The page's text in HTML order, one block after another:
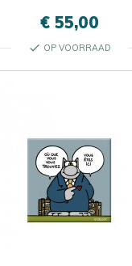
€ 55,00
check OP VOORRAAD